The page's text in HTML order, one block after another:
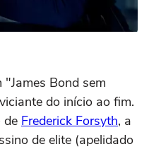
Bond sem
do início ao fim.
de Frederick Forsyth, a
de elite (apelidado